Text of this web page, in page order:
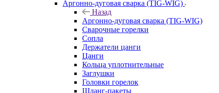
Аргонно-дуговая сварка (TIG-WIG)
Назад
Аргонно-дуговая сварка (TIG-WIG)
Сварочные горелки
Сопла
Держатели цанги
Цанги
Кольца уплотнительные
Заглушки
Головки горелок
Шланг-пакеты